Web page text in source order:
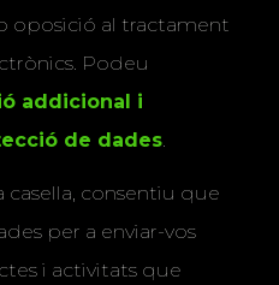
oposició al tractament
Podeu
addicional i
de dades.
consentiu que
per a enviar-vos
i activitats que